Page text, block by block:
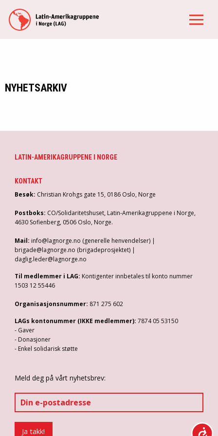
NYHETSARKIV
LATIN-AMERIKAGRUPPENE I NORGE
KONTAKT
Besøk: Christian Krohgs gate 15, 0186 Oslo, Norge
Postboks: CO/Solidaritetshuset, Latin-Amerikagruppene i Norge,
4630 Sofienberg, 0506 Oslo, Norge.
Mail: info@lagnorge.no (generelle henvendelser) |
brigade@lagnorge.no (brigadeprosjektet) |
daglig.leder@lagnorge.no
Til medlemmer i LAG: Kontigenter innbetales til konto nummer
1503 12 55446
Organisasjonsnummer: 871 275 602
LAGs kontonummer (IKKE medlemmer): 7874 05 53150
- Gaver
- Donasjoner
- Enkel solidarisk støtte
Meld deg på vårt nyhetsbrev: